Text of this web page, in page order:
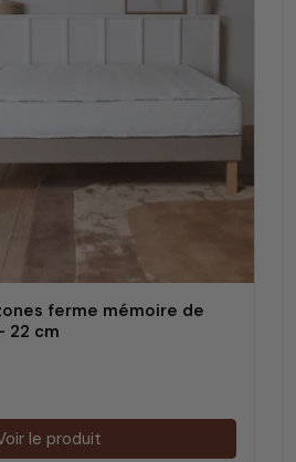
ferme mémoire de
22 cm
le produit